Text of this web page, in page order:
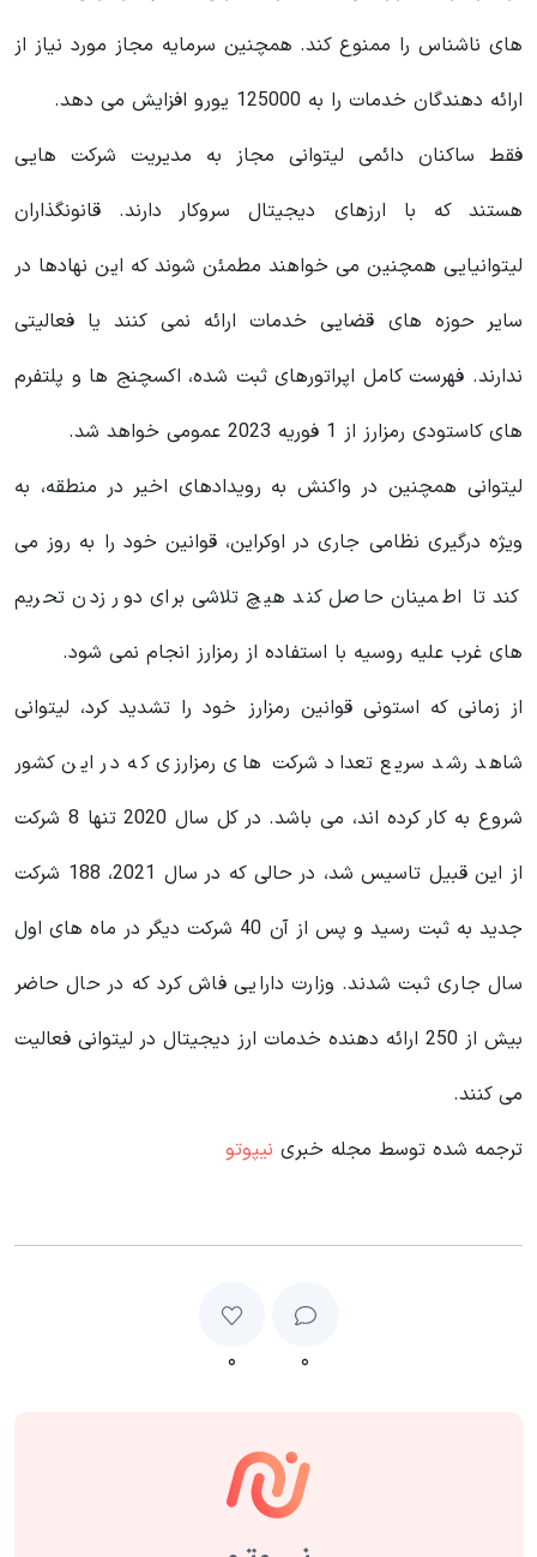
های ناشناس را ممنوع کند. همچنین سرمایه مجاز مورد نیاز از
ارائه دهندگان خدمات را به 125000 یورو افزایش می دهد.
فقط ساکنان دائمی لیتوانی مجاز به مدیریت شرکت هایی
هستند که با ارزهای دیجیتال سروکار دارند. قانونگذاران
لیتوانیایی همچنین می‌ خواهند مطمئن شوند که این نهادها در
سایر حوزه‌ های قضایی خدمات ارائه نمی‌ کنند یا فعالیتی
ندارند. فهرست کامل اپراتورهای ثبت‌ شده، اکسچنج ها و پلتفرم
های کاستودی رمزارز از 1 فوریه 2023 عمومی خواهد شد.
لیتوانی همچنین در واکنش به رویدادهای اخیر در منطقه، به
ویژه درگیری نظامی جاری در اوکراین، قوانین خود را به روز می
کند تا اطمینان حاصل کند هیچ تلاشی برای دور زدن تحریم
های غرب علیه روسیه با استفاده از رمزارز انجام نمی شود.
از زمانی که استونی قوانین رمزارز خود را تشدید کرد، لیتوانی
شاهد رشد سریع تعداد شرکت‌ های رمزارزی که در این کشور
شروع به کار کرده‌ اند، می باشد. در کل سال 2020 تنها 8 شرکت
از این قبیل تاسیس شد، در حالی که در سال 2021، 188 شرکت
جدید به ثبت رسید و پس از آن 40 شرکت دیگر در ماه های اول
سال جاری ثبت شدند. وزارت دارایی فاش کرد که در حال حاضر
بیش از 250 ارائه دهنده خدمات ارز دیجیتال در لیتوانی فعالیت
می کنند.
ترجمه شده توسط مجله خبری نیپوتو
۰ ۰